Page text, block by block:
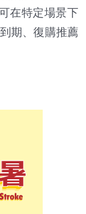
在特定場景下
期、復購推薦